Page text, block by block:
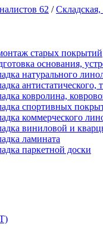
62 /Складская,
старых покрытий
основания,
натурального
ковролина,
спортивных
коммерческого
виниловой и
ламината
паркетной доски